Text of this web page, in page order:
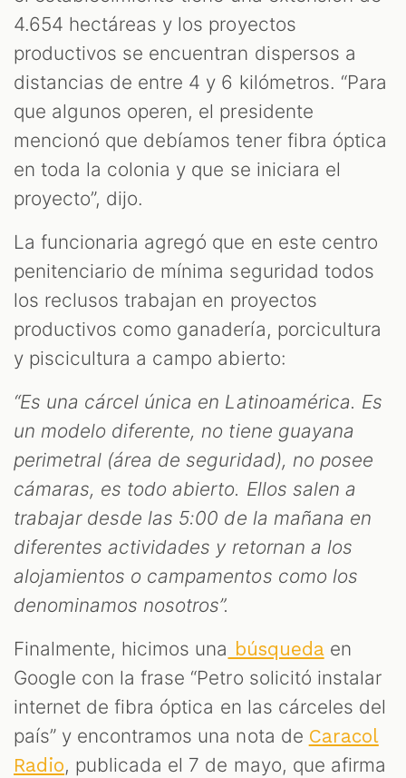
4.654 hectáreas y los proyectos
productivos se encuentran dispersos a
distancias de entre 4 y 6 kilómetros. “Para
que algunos operen, el presidente
mencionó que debíamos tener fibra óptica
en toda la colonia y que se iniciara el
proyecto”, dijo.
La funcionaria agregó que en este centro
penitenciario de mínima seguridad todos
los reclusos trabajan en proyectos
productivos como ganadería, porcicultura
y piscicultura a campo abierto:
“Es una cárcel única en Latinoamérica. Es
un modelo diferente, no tiene guayana
perimetral (área de seguridad), no posee
cámaras, es todo abierto. Ellos salen a
trabajar desde las 5:00 de la mañana en
diferentes actividades y retornan a los
alojamientos o campamentos como los
denominamos nosotros”.
Finalmente, hicimos una búsquedaen
Google con la frase “Petro solicitó instalar
internet de fibra óptica en las cárceles del
país” y encontramos una nota de Caracol
Radio, publicada el 7 de mayo, que afirma